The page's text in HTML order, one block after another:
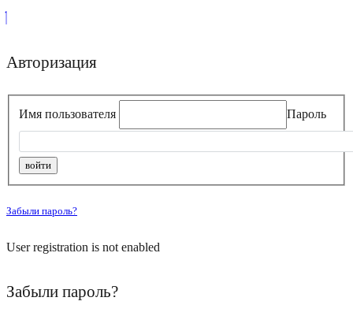
Авторизация
Имя пользователя Пароль
Забыли пароль?
User registration is not enabled
Забыли пароль?